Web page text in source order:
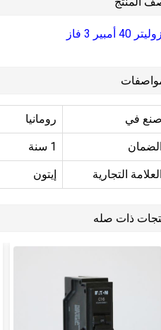
40 أمبير 3 فاز
صنع في رومانيا
الضمان 1 سنة
العلامة التجارية إيتون
ذات صله